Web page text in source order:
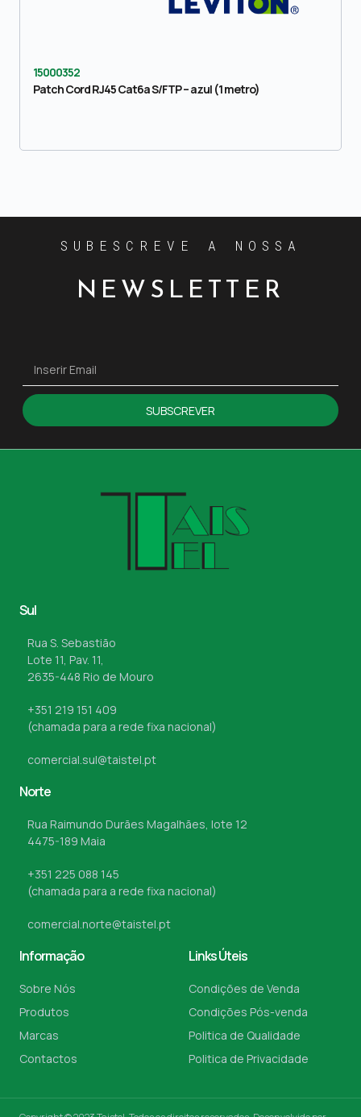
15000352
Patch Cord RJ45 Cat6a S/FTP – azul (1 metro)
SUBESCREVE A NOSSA
NEWSLETTER
SUBSCREVER
Sul
Rua S. Sebastião
Lote 11, Pav. 11,
2635-448 Rio de Mouro
+351 219 151 409
(chamada para a rede fixa nacional)
comercial.sul@taistel.pt
Norte
Rua Raimundo Durães Magalhães, lote 12
4475-189 Maia
+351 225 088 145
(chamada para a rede fixa nacional)
comercial.norte@taistel.pt
Informação
Sobre Nós
Produtos
Marcas
Contactos
Links Úteis
Condições de Venda
Condições Pós-venda
Politica de Qualidade
Politica de Privacidade